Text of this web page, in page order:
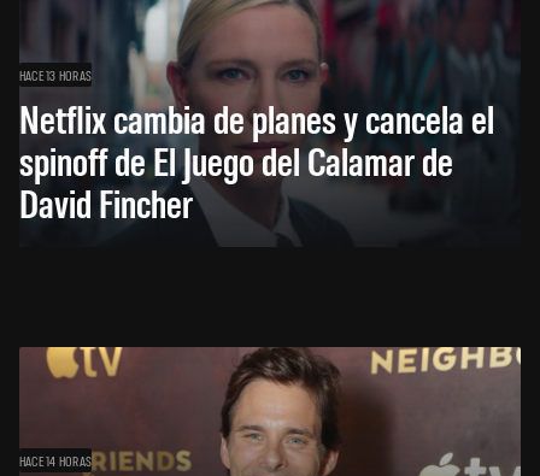
HACE 13 HORAS
Netflix cambia de planes y cancela el
spinoff de El Juego del Calamar de
David Fincher
HACE 14 HORAS